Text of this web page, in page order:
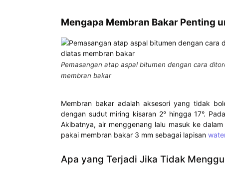
Mengapa Membran Bakar Penting
Pemasangan atap aspal bitumen dengan cara
membran bakar
Membran bakar adalah aksesori yang tidak
dengan sudut miring kisaran 2° hingga 17°.
Akibatnya, air menggenang lalu masuk ke
pakai membran bakar 3 mm sebagai lapisan
Apa yang Terjadi Jika Tidak